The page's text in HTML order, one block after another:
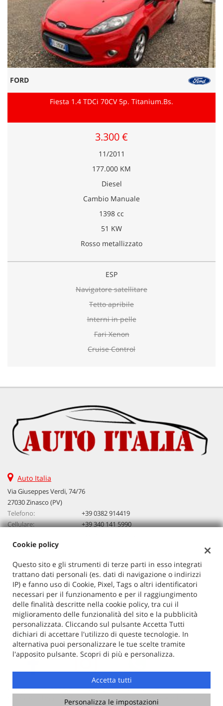
FORD
Fiesta 1.4 TDCi 70CV 5p. Titanium.Bs.
3.300 €
11/2011
177.000 KM
Diesel
Cambio Manuale
1398 cc
51 KW
Rosso metallizzato
ESP
Navigatore satellitare
Tetto apribile
Interni in pelle
Fari Xenon
Cruise Control
Auto Italia
Via Giuseppes Verdi, 74/76
27030 Zinasco (PV)
Telefono:
+39 0382 914419
Cellulare:
+39 340 141 5990
Dati fiscali:
Auto Italia
VIA G. VERDI 74/76, ZINASCO
C.F/P.IVA:02603520186
Registro delle imprese:PV
Copyright © 2026 GestionaleAuto.com S.r.l., Tutti i diritti
Leggi l'informativa sulla privacy -
Cookie Policy
Cookie policy
Questo sito e gli strumenti di terze parti in esso integrati
trattano dati personali (es. dati di navigazione o indirizzi
IP) e fanno uso di Cookie, Pixel, Tags o altri identificatori
necessari per il funzionamento e per il raggiungimento
delle finalità descritte nella cookie policy, tra cui il
miglioramento delle funzionalità del sito e la pubblicità
personalizzata. Cliccando sul pulsante Accetta Tutti
dichiari di accettare l'utilizzo di queste tecnologie. In
alternativa puoi personalizzare le tue scelte tramite
l'apposito pulsante. Scopri di più e personalizza.
Accetta tutti
Personalizza le impostazioni